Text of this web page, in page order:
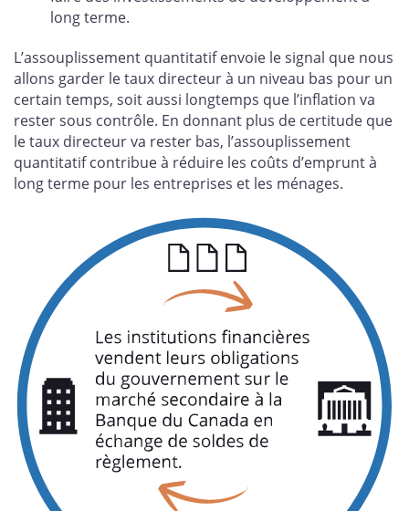
long terme.
L’assouplissement quantitatif envoie le signal que nous
allons garder le taux directeur à un niveau bas pour un
certain temps, soit aussi longtemps que l’inflation va
rester sous contrôle. En donnant plus de certitude que
le taux directeur va rester bas, l’assouplissement
quantitatif contribue à réduire les coûts d’emprunt à
long terme pour les entreprises et les ménages.